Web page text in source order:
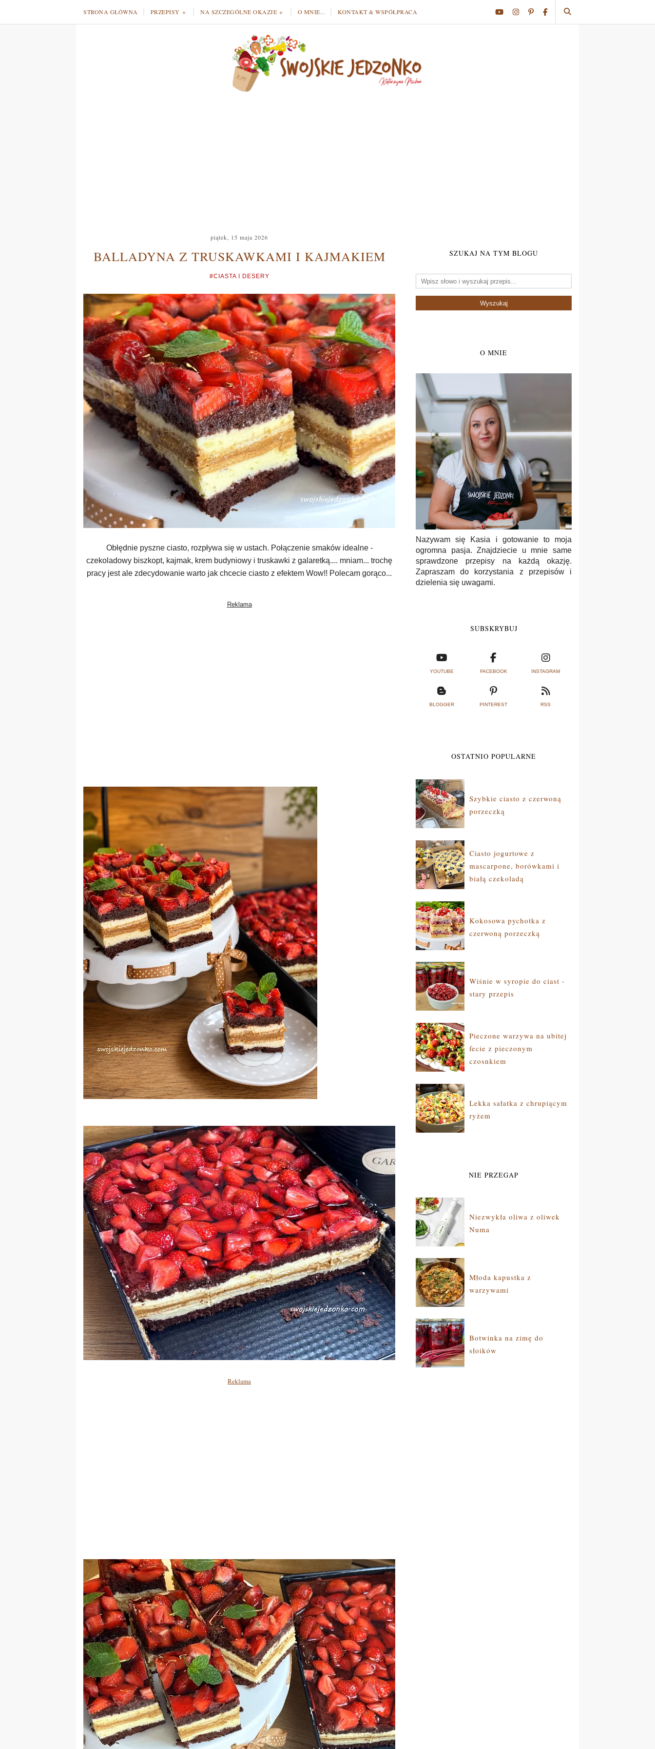
STRONA GŁÓWNA PRZEPISY NA SZCZEGÓLNE OKAZJE O MNIE... KONTAKT & WSPÓŁPRACA
piątek, 15 maja 2026
BALLADYNA Z TRUSKAWKAMI I KAJMAKIEM
#CIASTA I DESERY
Obłędnie pyszne ciasto, rozpływa się w ustach. Połączenie smaków idealne -
czekoladowy biszkopt, kajmak, krem budyniowy i truskawki z galaretką.... mniam... trochę
pracy jest ale zdecydowanie warto jak chcecie ciasto z efektem Wow!! Polecam gorąco...
SZUKAJ NA TYM BLOGU
O MNIE
Nazywam się Kasia i gotowanie to moja
ogromna pasja. Znajdziecie u mnie same
sprawdzone przepisy na każdą okazję.
Zapraszam do korzystania z przepisów i
dzielenia się uwagami.
SUBSKRYBUJ
YOUTUBE FACEBOOK INSTAGRAM
BLOGGER PINTEREST RSS
OSTATNIO POPULARNE
Szybkie ciasto z czerwoną
porzeczką
Ciasto jogurtowe z
mascarpone, borówkami i
białą czekoladą
Kokosowa pychotka z
czerwoną porzeczką
Wiśnie w syropie do ciast -
stary przepis
Pieczone warzywa na ubitej
fecie z pieczonym
czosnkiem
Lekka sałatka z chrupiącym
ryżem
NIE PRZEGAP
Niezwykła oliwa z oliwek
Numa
Młoda kapustka z
warzywami
Botwinka na zimę do
słoików